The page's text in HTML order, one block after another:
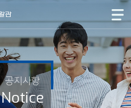
공지사항
Notice